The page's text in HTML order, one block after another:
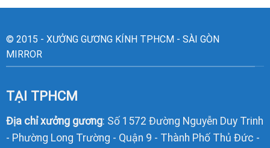
© 2015 - XƯỞNG GƯƠNG KÍNH TPHCM - SÀI GÒN
MIRROR
TẠI TPHCM
Địa chỉ xưởng gương: Số 1572 Đường Nguyễn Duy Trinh
- Phường Long Trường - Quận 9 - Thành Phố Thủ Đức -